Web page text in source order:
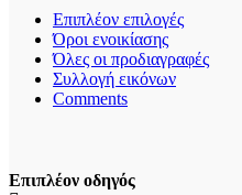
Επιπλέον επιλογές
Όροι ενοικίασης
Όλες οι προδιαγραφές
Συλλογή εικόνων
Comments
Επιπλέον οδηγός